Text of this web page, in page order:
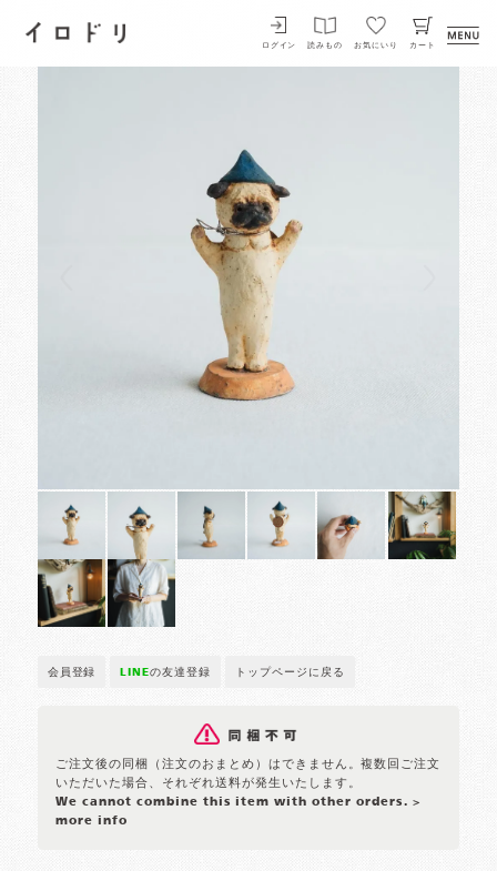
イロドリ
ログイン 読みもの お気にいり カート
会員登録 LINEの友達登録 トップページに戻る
ご注文後の同梱（注文のおまとめ）はできません。複数回ご注文
いただいた場合、それぞれ送料が発生いたします。
We cannot combine this item with other orders. >
more info